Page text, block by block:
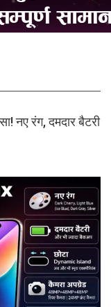
नए रंग, दमदार बैटरी